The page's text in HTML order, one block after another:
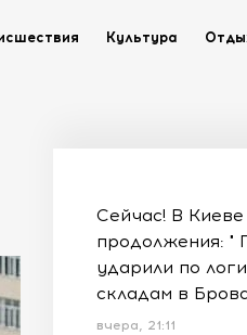
Культура
Сейчас! В
продолжения: "
ударили по
складам в
вчера, 21:11